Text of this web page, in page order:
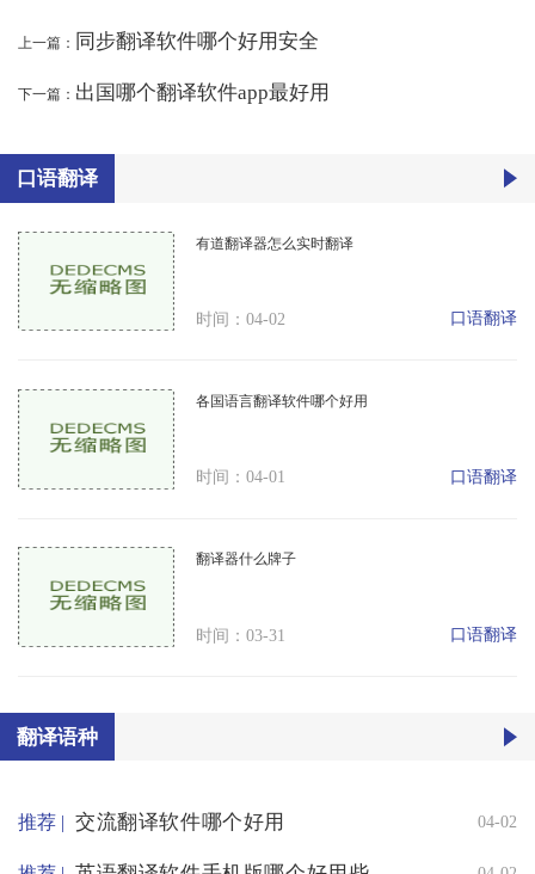
上一篇： 同步翻译软件哪个好用安全
下一篇： 出国哪个翻译软件app最好用
口语翻译
有道翻译器怎么实时翻译
时间：04-02 口语翻译
各国语言翻译软件哪个好用
时间：04-01 口语翻译
翻译器什么牌子
时间：03-31 口语翻译
翻译语种
推荐 | 交流翻译软件哪个好用 04-02